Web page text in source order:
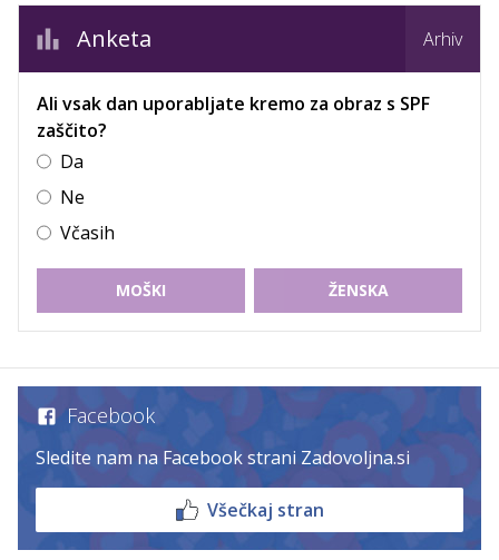
Anketa Arhiv
Ali vsak dan uporabljate kremo za obraz s SPF
zaščito?
Da
Ne
Včasih
MOŠKI ŽENSKA
Facebook
Sledite nam na Facebook strani Zadovoljna.si
Všečkaj stran